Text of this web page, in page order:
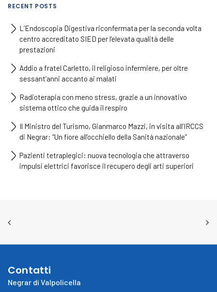
RECENT POSTS
L’Endoscopia Digestiva riconfermata per la seconda volta
centro accreditato SIED per l’elevata qualità delle
prestazioni
Addio a fratel Carletto, il religioso infermiere, per oltre
sessant’anni accanto ai malati
Radioterapia con meno stress, grazie a un innovativo
sistema ottico che guida il respiro
Il Ministro del Turismo, Gianmarco Mazzi, in visita all’IRCCS
di Negrar: “Un fiore all’occhiello della Sanità nazionale”
Pazienti tetraplegici: nuova tecnologia che attraverso
impulsi elettrici favorisce il recupero degli arti superiori
Contatti
Negrar di Valpolicella